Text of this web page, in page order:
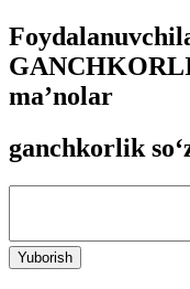
ma’nolar
ganchkorlik
Yuborish